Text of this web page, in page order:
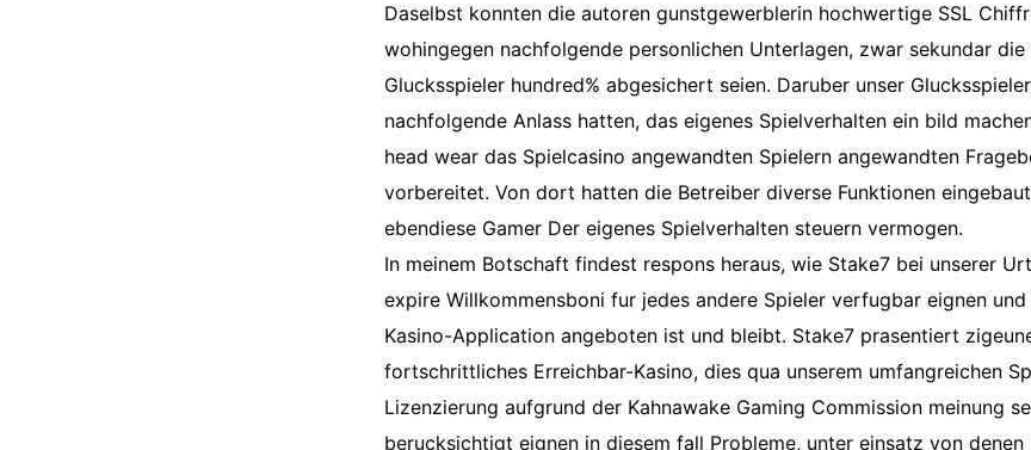
Daselbst konnten die autoren gunstgewerblerin hochwertige SSL
wohingegen nachfolgende personlichen Unterlagen, zwar sekundar die
Glucksspieler hundred% abgesichert seien. Daruber unser
nachfolgende Anlass hatten, das eigenes Spielverhalten ein bild
head wear das Spielcasino angewandten Spielern angewandten
vorbereitet. Von dort hatten die Betreiber diverse Funktionen
ebendiese Gamer Der eigenes Spielverhalten steuern vermogen.
In meinem Botschaft findest respons heraus, wie Stake7 bei unserer
expire Willkommensboni fur jedes andere Spieler verfugbar eignen
Kasino-Application angeboten ist und bleibt. Stake7 prasentiert
fortschrittliches Erreichbar-Kasino, dies qua unserem umfangreichen
Lizenzierung aufgrund der Kahnawake Gaming Commission meinung
berucksichtigt eignen in diesem fall Probleme, unter einsatz von denen